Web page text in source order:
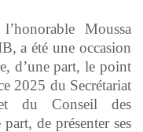
Moussa
a été une occasion
d’une part, le point
2025 du Secrétariat
du Conseil des
de présenter ses